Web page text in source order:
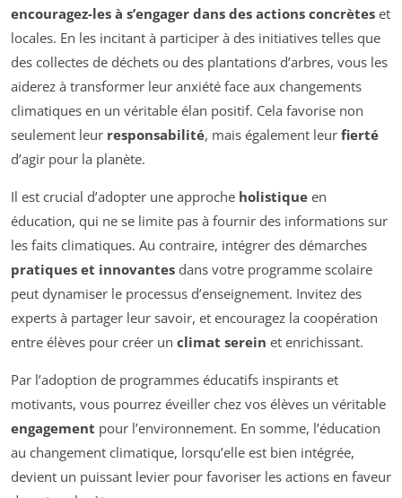
encouragez-les à s’engager dans des actions concrètes et
locales. En les incitant à participer à des initiatives telles que
des collectes de déchets ou des plantations d’arbres, vous les
aiderez à transformer leur anxiété face aux changements
climatiques en un véritable élan positif. Cela favorise non
seulement leur responsabilité, mais également leur fierté
d’agir pour la planète.
Il est crucial d’adopter une approche holistique en
éducation, qui ne se limite pas à fournir des informations sur
les faits climatiques. Au contraire, intégrer des démarches
pratiques et innovantes dans votre programme scolaire
peut dynamiser le processus d’enseignement. Invitez des
experts à partager leur savoir, et encouragez la coopération
entre élèves pour créer un climat serein et enrichissant.
Par l’adoption de programmes éducatifs inspirants et
motivants, vous pourrez éveiller chez vos élèves un véritable
engagement pour l’environnement. En somme, l’éducation
au changement climatique, lorsqu’elle est bien intégrée,
devient un puissant levier pour favoriser les actions en faveur